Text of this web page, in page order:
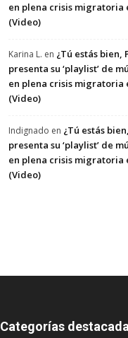
en plena crisis migratoria
(Video)
Karina L. en ¿Tú estás bien,
presenta su ‘playlist’ de
en plena crisis migratoria
(Video)
Indignado en ¿Tú estás
presenta su ‘playlist’ de
en plena crisis migratoria
(Video)
Categorías